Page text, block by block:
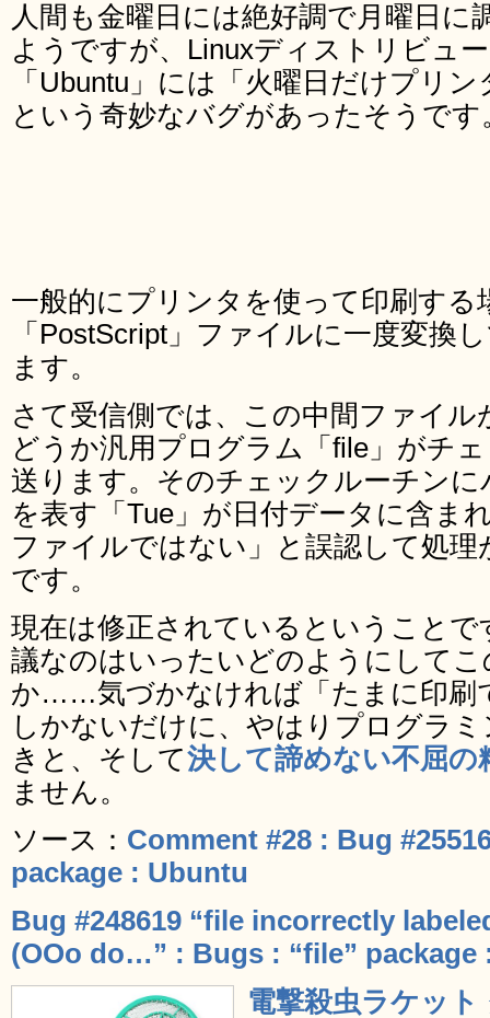
人間も金曜日には絶好調で月曜日に
ようですが、Linuxディストリビュ
「Ubuntu」には「火曜日だけプリ
という奇妙なバグがあったそうです
一般的にプリンタを使って印刷する
「PostScript」ファイルに一度変換
ます。
さて受信側では、この中間ファイル
どうか汎用プログラム「file」がチ
送ります。そのチェックルーチン
を表す「Tue」が日付データに含ま
ファイルではない」と誤認して処
です。
現在は修正されているということ
議なのはいったいどのようにして
か……気づかなければ「たまに印刷
しかないだけに、やはりプログラ
きと、そして決して諦めない不屈の
ません。
ソース： Comment #28 : Bug
package : Ubuntu
Bug #248619 “file incorrectly
(OOo do…” : Bugs : “file” package
電撃殺虫ラケッ